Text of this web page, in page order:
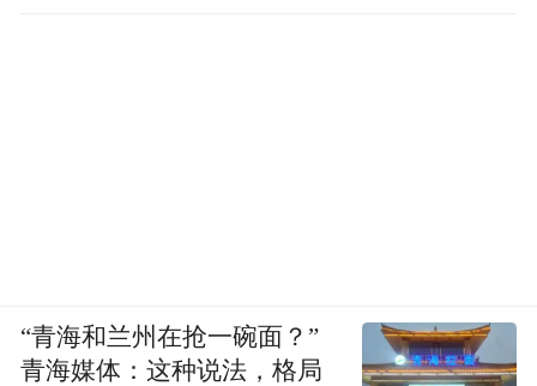
“青海和兰州在抢一碗面？”
青海媒体：这种说法，格局